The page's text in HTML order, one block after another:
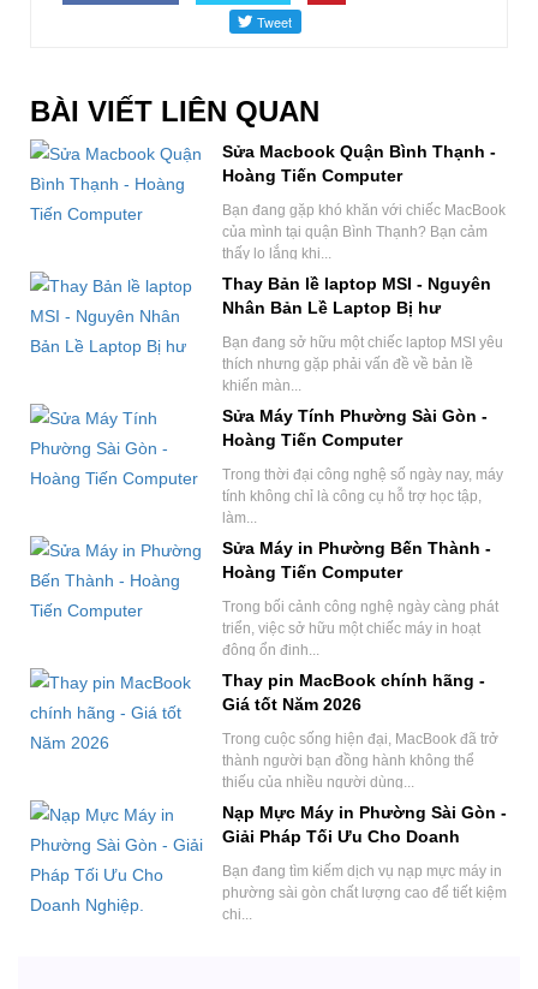
BÀI VIẾT LIÊN QUAN
Sửa Macbook Quận Bình Thạnh -
Hoàng Tiến Computer
Bạn đang gặp khó khăn với chiếc MacBook
của mình tại quận Bình Thạnh? Bạn cảm
thấy lo lắng khi...
Thay Bản lề laptop MSI - Nguyên
Nhân Bản Lề Laptop Bị hư
Bạn đang sở hữu một chiếc laptop MSI yêu
thích nhưng gặp phải vấn đề về bản lề
khiến màn...
Sửa Máy Tính Phường Sài Gòn -
Hoàng Tiến Computer
Trong thời đại công nghệ số ngày nay, máy
tính không chỉ là công cụ hỗ trợ học tập,
làm...
Sửa Máy in Phường Bến Thành -
Hoàng Tiến Computer
Trong bối cảnh công nghệ ngày càng phát
triển, việc sở hữu một chiếc máy in hoạt
động ổn định...
Thay pin MacBook chính hãng -
Giá tốt Năm 2026
Trong cuộc sống hiện đại, MacBook đã trở
thành người bạn đồng hành không thể
thiếu của nhiều người dùng...
Nạp Mực Máy in Phường Sài Gòn -
Giải Pháp Tối Ưu Cho Doanh
Bạn đang tìm kiếm dịch vụ nạp mực máy in
phường sài gòn chất lượng cao để tiết kiệm
chi...